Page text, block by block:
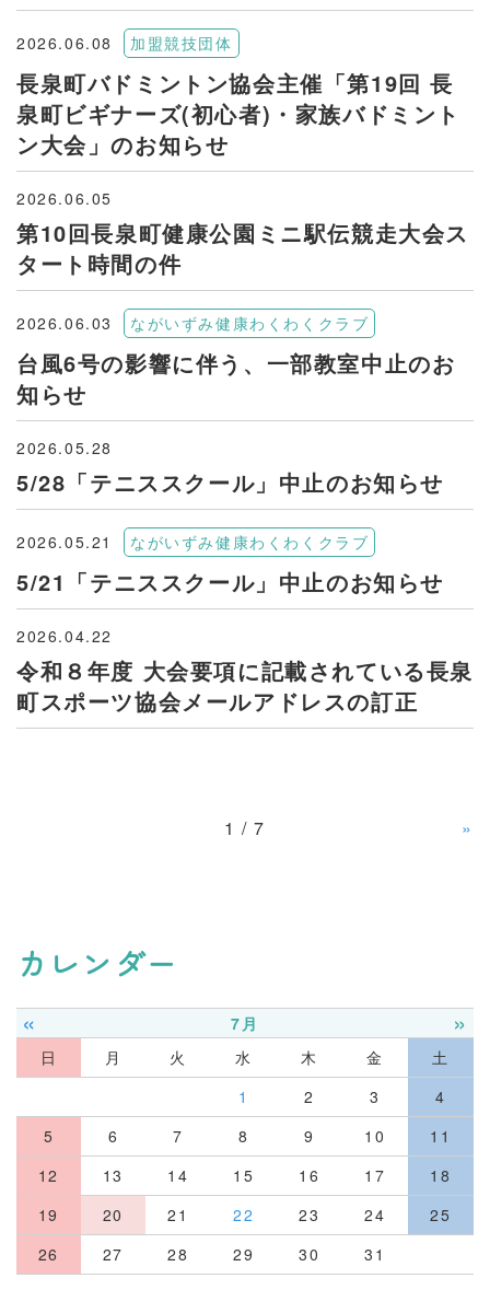
2026.06.08 加盟競技団体
長泉町バドミントン協会主催「第19回 長
泉町ビギナーズ(初心者)・家族バドミント
ン大会」のお知らせ
2026.06.05
第10回長泉町健康公園ミニ駅伝競走大会ス
タート時間の件
2026.06.03 ながいずみ健康わくわくクラブ
台風6号の影響に伴う、一部教室中止のお
知らせ
2026.05.28
5/28「テニススクール」中止のお知らせ
2026.05.21 ながいずみ健康わくわくクラブ
5/21「テニススクール」中止のお知らせ
2026.04.22
令和８年度 大会要項に記載されている長泉
町スポーツ協会メールアドレスの訂正
1 / 7 »
カレンダー
« 7月 »
日 月 火 水 木 金
土
1
2 3
4
5
6 7 8 9 10
11
12
13 14 15 16 17
18
19
20 21 22 23 24
25
26
27 28 29 30 31